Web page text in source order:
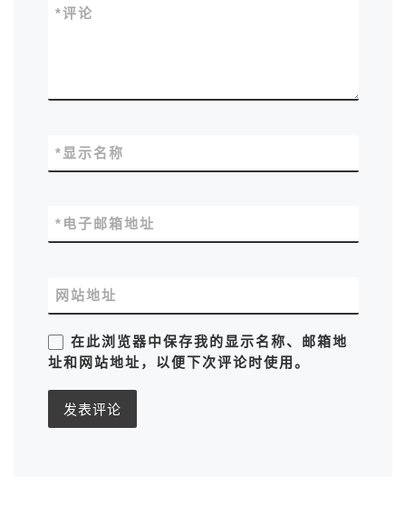
评论
*
显示名称
*
电子邮箱地址
*
网站地址
在此浏览器中保存我的显示名称、邮箱地
址和网站地址，以便下次评论时使用。